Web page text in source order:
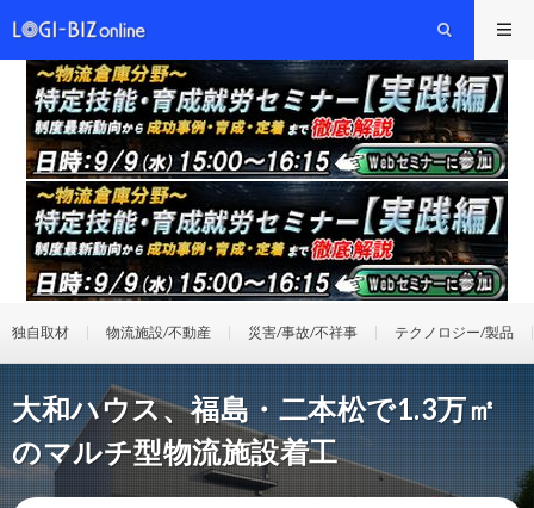
独自取材 物流施設/不動産 災害/事故/不祥事 テクノロジー/製品
大和ハウス、福島・二本松で1.3万㎡
のマルチ型物流施設着工